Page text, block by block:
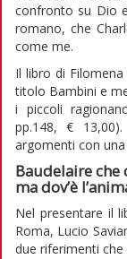
confronto su Dio
romano, che
come me.
Il libro di
titolo Bambini e
i piccoli
pp.148, €
argomenti con
Baudelaire che
ma dov’è
Nel presentare il
Roma, Lucio
due riferimenti che